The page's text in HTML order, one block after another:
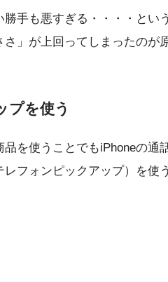
手も悪すぎる・・・・とい
」が上回ってしまったのが
プを使う
を使うことでもiPhoneの通
フォンピックアップ）を使